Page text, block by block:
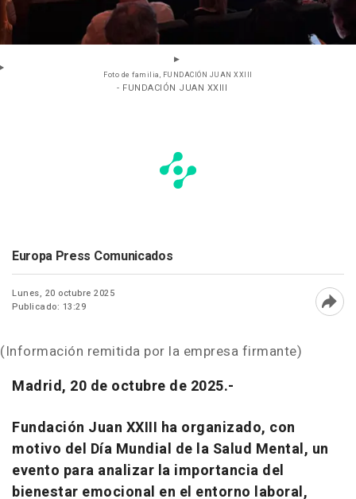
Foto de familia, FUNDACIÓN JUAN XXIII
- FUNDACIÓN JUAN XXIII
Europa Press Comunicados
Lunes, 20 octubre 2025
Publicado: 13:29
(Información remitida por la empresa firmante)
Madrid, 20 de octubre de 2025.-
Fundación Juan XXIII ha organizado, con
motivo del Día Mundial de la Salud Mental, un
evento para analizar la importancia del
bienestar emocional en el entorno laboral,